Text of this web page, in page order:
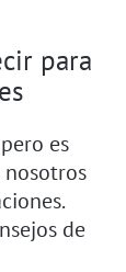
para
es
nosotros
de